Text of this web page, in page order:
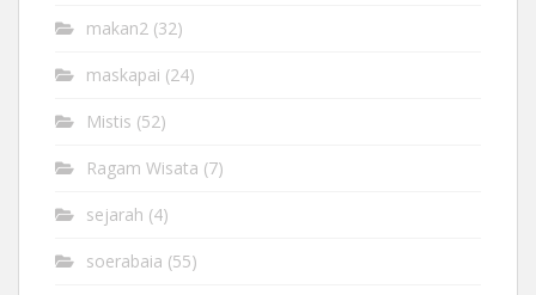
makan2 (32)
maskapai (24)
Mistis (52)
Ragam Wisata (7)
sejarah (4)
soerabaia (55)